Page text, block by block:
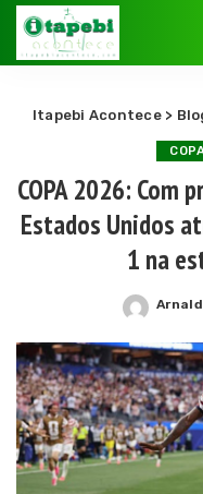
Itapebi Acontece>
COPA 2026: Com
Estados Unidos
1 na